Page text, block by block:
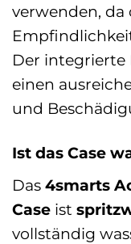
verwenden, da
Der integrierte
einen
und
Ist das Case
Das 4smarts
Case ist
vollständig